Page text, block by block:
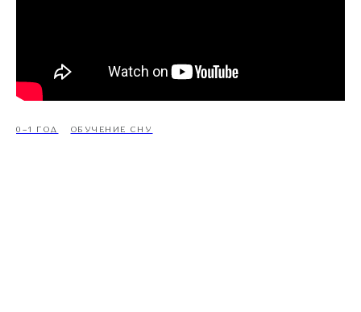
0–1 ГОД ОБУЧЕНИЕ СНУ